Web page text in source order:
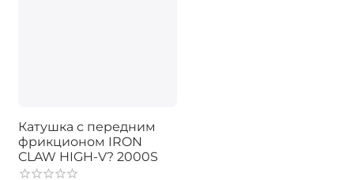
Катушка с передним
фрикционом IRON
CLAW HIGH-V? 2000S